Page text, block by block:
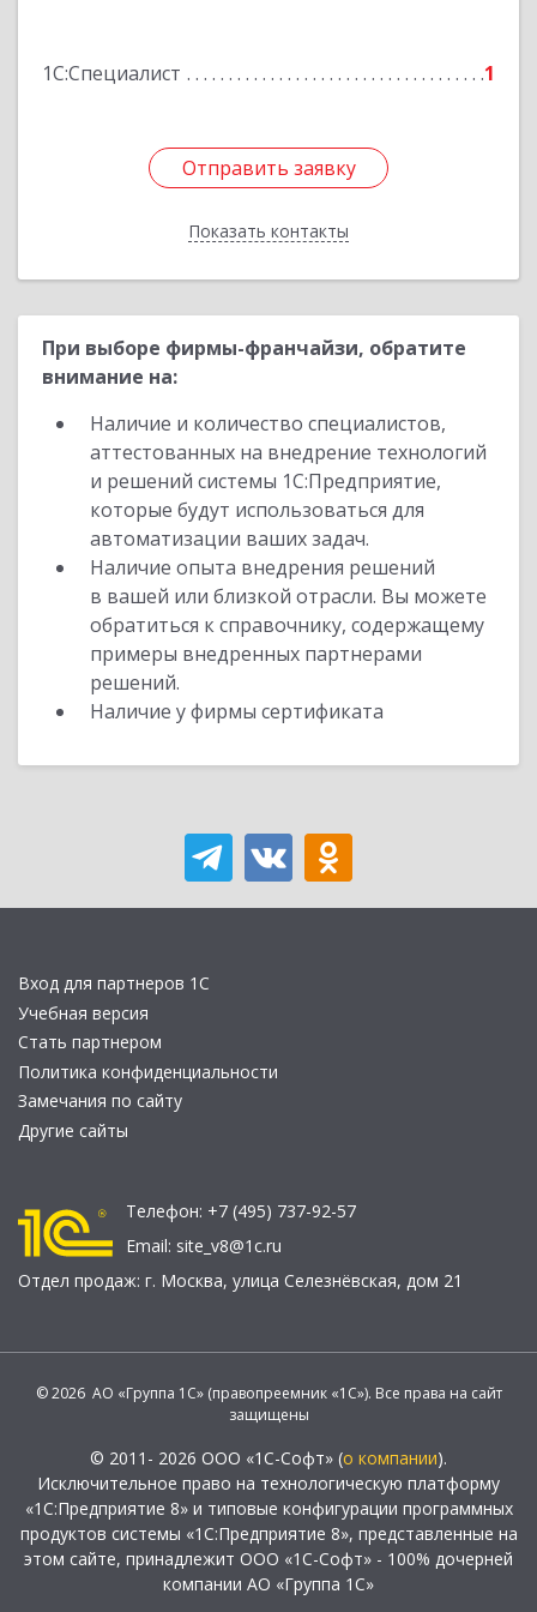
1С:Специалист 1
Отправить заявку
Показать контакты
Подробнее
Отправить заявку
Назад
При выборе фирмы-франчайзи, обратите
внимание на:
Наличие и количество специалистов,
аттестованных на внедрение технологий
и решений системы 1С:Предприятие,
которые будут использоваться для
автоматизации ваших задач.
Наличие опыта внедрения решений
в вашей или близкой отрасли. Вы можете
обратиться к справочнику, содержащему
примеры внедренных партнерами
решений.
Наличие у фирмы сертификата
Вход для партнеров 1С
Учебная версия
Стать партнером
Политика конфиденциальности
Замечания по сайту
Другие сайты
Телефон: +7 (495) 737-92-57
Email: site_v8@1c.ru
Отдел продаж: г. Москва, улица Селезнёвская, дом 21
© 2026 АО «Группа 1С» (правопреемник «1С»). Все права на сайт
защищены
© 2011- 2026 ООО «1С-Софт» (о компании).
Исключительное право на технологическую платформу
«1С:Предприятие 8» и типовые конфигурации программных
продуктов системы «1С:Предприятие 8», представленные на
этом сайте, принадлежит ООО «1С-Софт» - 100% дочерней
компании АО «Группа 1С»